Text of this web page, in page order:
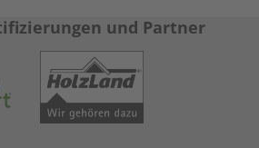
und Partner